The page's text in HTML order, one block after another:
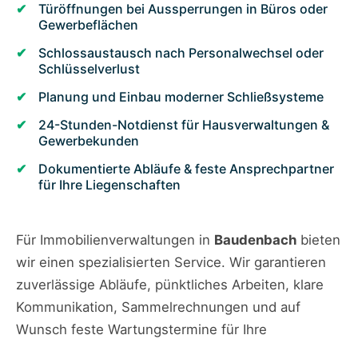
Türöffnungen bei Aussperrungen in Büros oder
Gewerbeflächen
Schlossaustausch nach Personalwechsel oder
Schlüsselverlust
Planung und Einbau moderner Schließsysteme
24-Stunden-Notdienst für Hausverwaltungen &
Gewerbekunden
Dokumentierte Abläufe & feste Ansprechpartner
für Ihre Liegenschaften
Für Immobilienverwaltungen in Baudenbach bieten
wir einen spezialisierten Service. Wir garantieren
zuverlässige Abläufe, pünktliches Arbeiten, klare
Kommunikation, Sammelrechnungen und auf
Wunsch feste Wartungstermine für Ihre